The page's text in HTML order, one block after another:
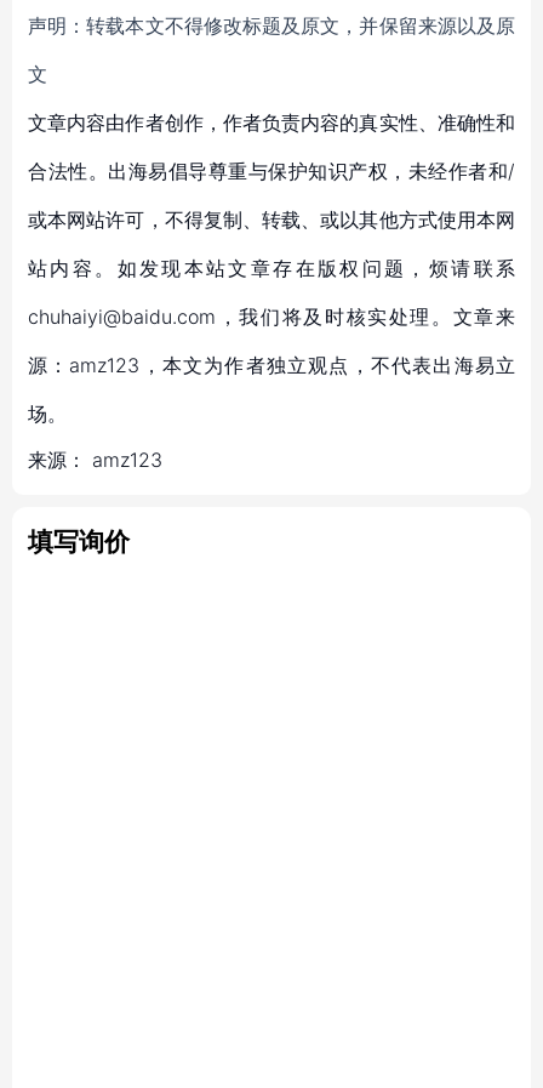
声明：转载本文不得修改标题及原文，并保留来源以及原
文
文章内容由作者创作，作者负责内容的真实性、准确性和
合法性。出海易倡导尊重与保护知识产权，未经作者和/
或本网站许可，不得复制、转载、或以其他方式使用本网
站内容。如发现本站文章存在版权问题，烦请联系
chuhaiyi@baidu.com，我们将及时核实处理。文章来
源：amz123，本文为作者独立观点，不代表出海易立
场。
来源： amz123
填写询价